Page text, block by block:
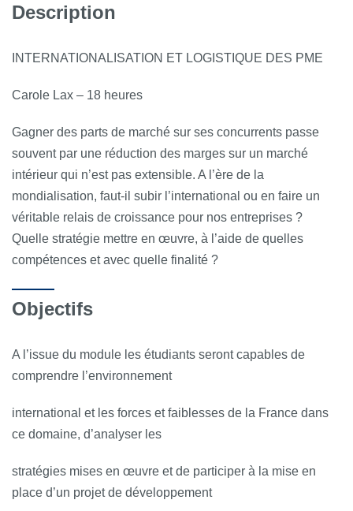
Description
INTERNATIONALISATION ET LOGISTIQUE DES PME
Carole Lax – 18 heures
Gagner des parts de marché sur ses concurrents passe
souvent par une réduction des marges sur un marché
intérieur qui n’est pas extensible. A l’ère de la
mondialisation, faut-il subir l’international ou en faire un
véritable relais de croissance pour nos entreprises ?
Quelle stratégie mettre en œuvre, à l’aide de quelles
compétences et avec quelle finalité ?
Objectifs
A l’issue du module les étudiants seront capables de
comprendre l’environnement
international et les forces et faiblesses de la France dans
ce domaine, d’analyser les
stratégies mises en œuvre et de participer à la mise en
place d’un projet de développement